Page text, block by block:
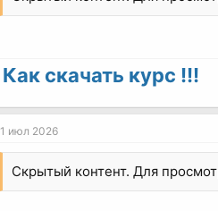
Как скачать курс !!!
1 июл 2026
Скрытый контент. Для